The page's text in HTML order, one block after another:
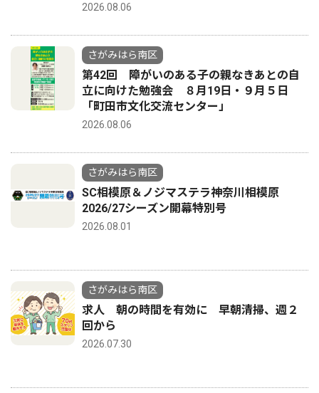
2026.08.06
さがみはら南区
第42回 障がいのある子の親なきあとの自
立に向けた勉強会 ８月19日・９月５日
「町田市文化交流センター」
2026.08.06
さがみはら南区
SC相模原＆ノジマステラ神奈川相模原
2026/27シーズン開幕特別号
2026.08.01
さがみはら南区
求人 朝の時間を有効に 早朝清掃、週２
回から
2026.07.30